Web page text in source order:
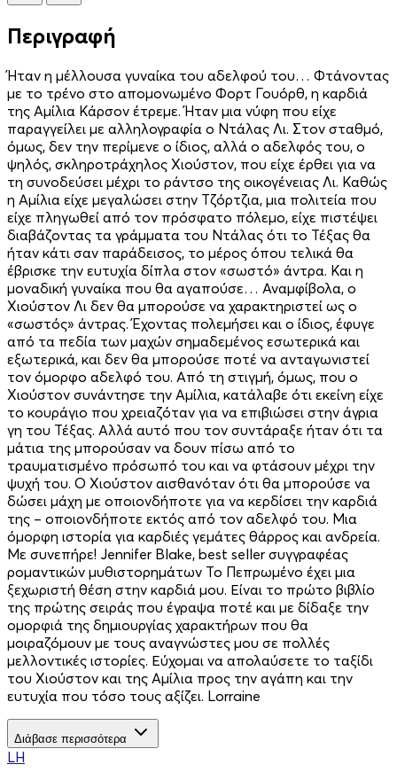
Περιγραφή
Ήταν η μέλλουσα γυναίκα του αδελφού του… Φτάνοντας
με το τρένο στο απομονωμένο Φορτ Γουόρθ, η καρδιά
της Αμίλια Κάρσον έτρεμε. Ήταν μια νύφη που είχε
παραγγείλει με αλληλογραφία ο Ντάλας Λι. Στον σταθμό,
όμως, δεν την περίμενε ο ίδιος, αλλά ο αδελφός του, ο
ψηλός, σκληροτράχηλος Χιούστον, που είχε έρθει για να
τη συνοδεύσει μέχρι το ράντσο της οικογένειας Λι. Καθώς
η Αμίλια είχε μεγαλώσει στην Τζόρτζια, μια πολιτεία που
είχε πληγωθεί από τον πρόσφατο πόλεμο, είχε πιστέψει
διαβάζοντας τα γράμματα του Ντάλας ότι το Τέξας θα
ήταν κάτι σαν παράδεισος, το μέρος όπου τελικά θα
έβρισκε την ευτυχία δίπλα στον «σωστό» άντρα. Και η
μοναδική γυναίκα που θα αγαπούσε… Αναμφίβολα, ο
Χιούστον Λι δεν θα μπορούσε να χαρακτηριστεί ως ο
«σωστός» άντρας. Έχοντας πολεμήσει και ο ίδιος, έφυγε
από τα πεδία των μαχών σημαδεμένος εσωτερικά και
εξωτερικά, και δεν θα μπορούσε ποτέ να ανταγωνιστεί
τον όμορφο αδελφό του. Από τη στιγμή, όμως, που ο
Χιούστον συνάντησε την Αμίλια, κατάλαβε ότι εκείνη είχε
το κουράγιο που χρειαζόταν για να επιβιώσει στην άγρια
γη του Τέξας. Αλλά αυτό που τον συντάραξε ήταν ότι τα
μάτια της μπορούσαν να δουν πίσω από το
τραυματισμένο πρόσωπό του και να φτάσουν μέχρι την
ψυχή του. Ο Χιούστον αισθανόταν ότι θα μπορούσε να
δώσει μάχη με οποιονδήποτε για να κερδίσει την καρδιά
της – οποιονδήποτε εκτός από τον αδελφό του. Μια
όμορφη ιστορία για καρδιές γεμάτες θάρρος και ανδρεία.
Με συνεπήρε! Jennifer Blake, best seller συγγραφέας
ρομαντικών μυθιστορημάτων Το Πεπρωμένο έχει μια
ξεχωριστή θέση στην καρδιά μου. Είναι το πρώτο βιβλίο
της πρώτης σειράς που έγραψα ποτέ και με δίδαξε την
ομορφιά της δημιουργίας χαρακτήρων που θα
μοιραζόμουν με τους αναγνώστες μου σε πολλές
μελλοντικές ιστορίες. Εύχομαι να απολαύσετε το ταξίδι
του Χιούστον και της Αμίλια προς την αγάπη και την
ευτυχία που τόσο τους αξίζει. Lorraine
Διάβασε περισσότερα
LH